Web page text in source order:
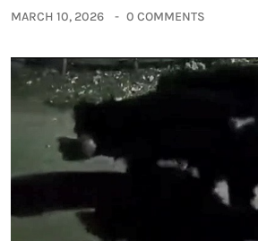
MARCH 10, 2026 0 COMMENTS